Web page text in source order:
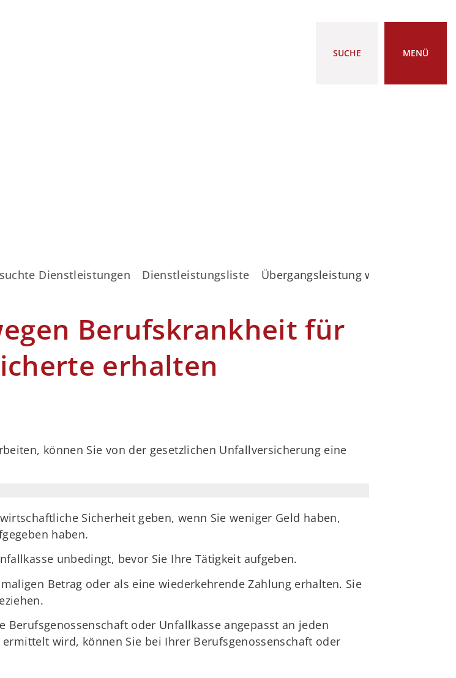
SUCHE MENÜ
Dienstleistungen Dienstleistungsliste Übergangsleistung wegen
Berufskrankheit für
erhalten
können Sie von der gesetzlichen Unfallversicherung eine
Sicherheit geben, wenn Sie weniger Geld haben,
haben.
unbedingt, bevor Sie Ihre Tätigkeit aufgeben.
Betrag oder als eine wiederkehrende Zahlung erhalten. Sie
oder Unfallkasse angepasst an jeden
wird, können Sie bei Ihrer Berufsgenossenschaft oder